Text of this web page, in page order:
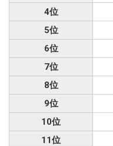
4位
5位
6位
7位
8位
9位
10位
11位